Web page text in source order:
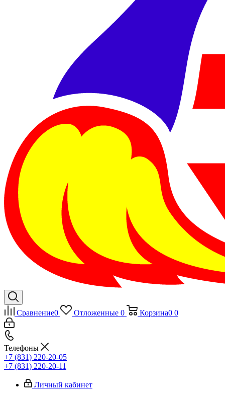
Сравнение0 Отложенные 0 Корзина0 0
Телефоны
+7 (831) 220-20-05
+7 (831) 220-20-11
Личный кабинет